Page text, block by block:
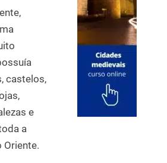
castelos,
e
a
Oriente.